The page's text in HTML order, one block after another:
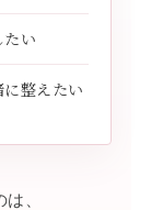
い
整えたい
、